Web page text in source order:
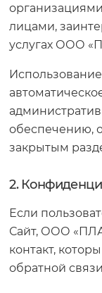
лицами,
услугах ООО
обеспечению,
закрытым
2.
Если
Сайт, ООО
контакт,
обратной